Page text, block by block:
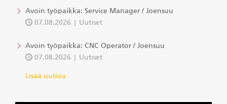
Avoin työpaikka: Service Manager / Joensuu
07.08.2026
Uutiset
Avoin työpaikka: CNC Operator / Joensuu
07.08.2026
Uutiset
Lisää uutisia